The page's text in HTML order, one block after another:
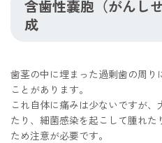
含歯性嚢胞（がんし
成
歯茎の中に埋まった過剰歯の周り
ことがあります。
これ自体に痛みは少ないですが
たり、細菌感染を起こして腫れ
ため注意が必要です。